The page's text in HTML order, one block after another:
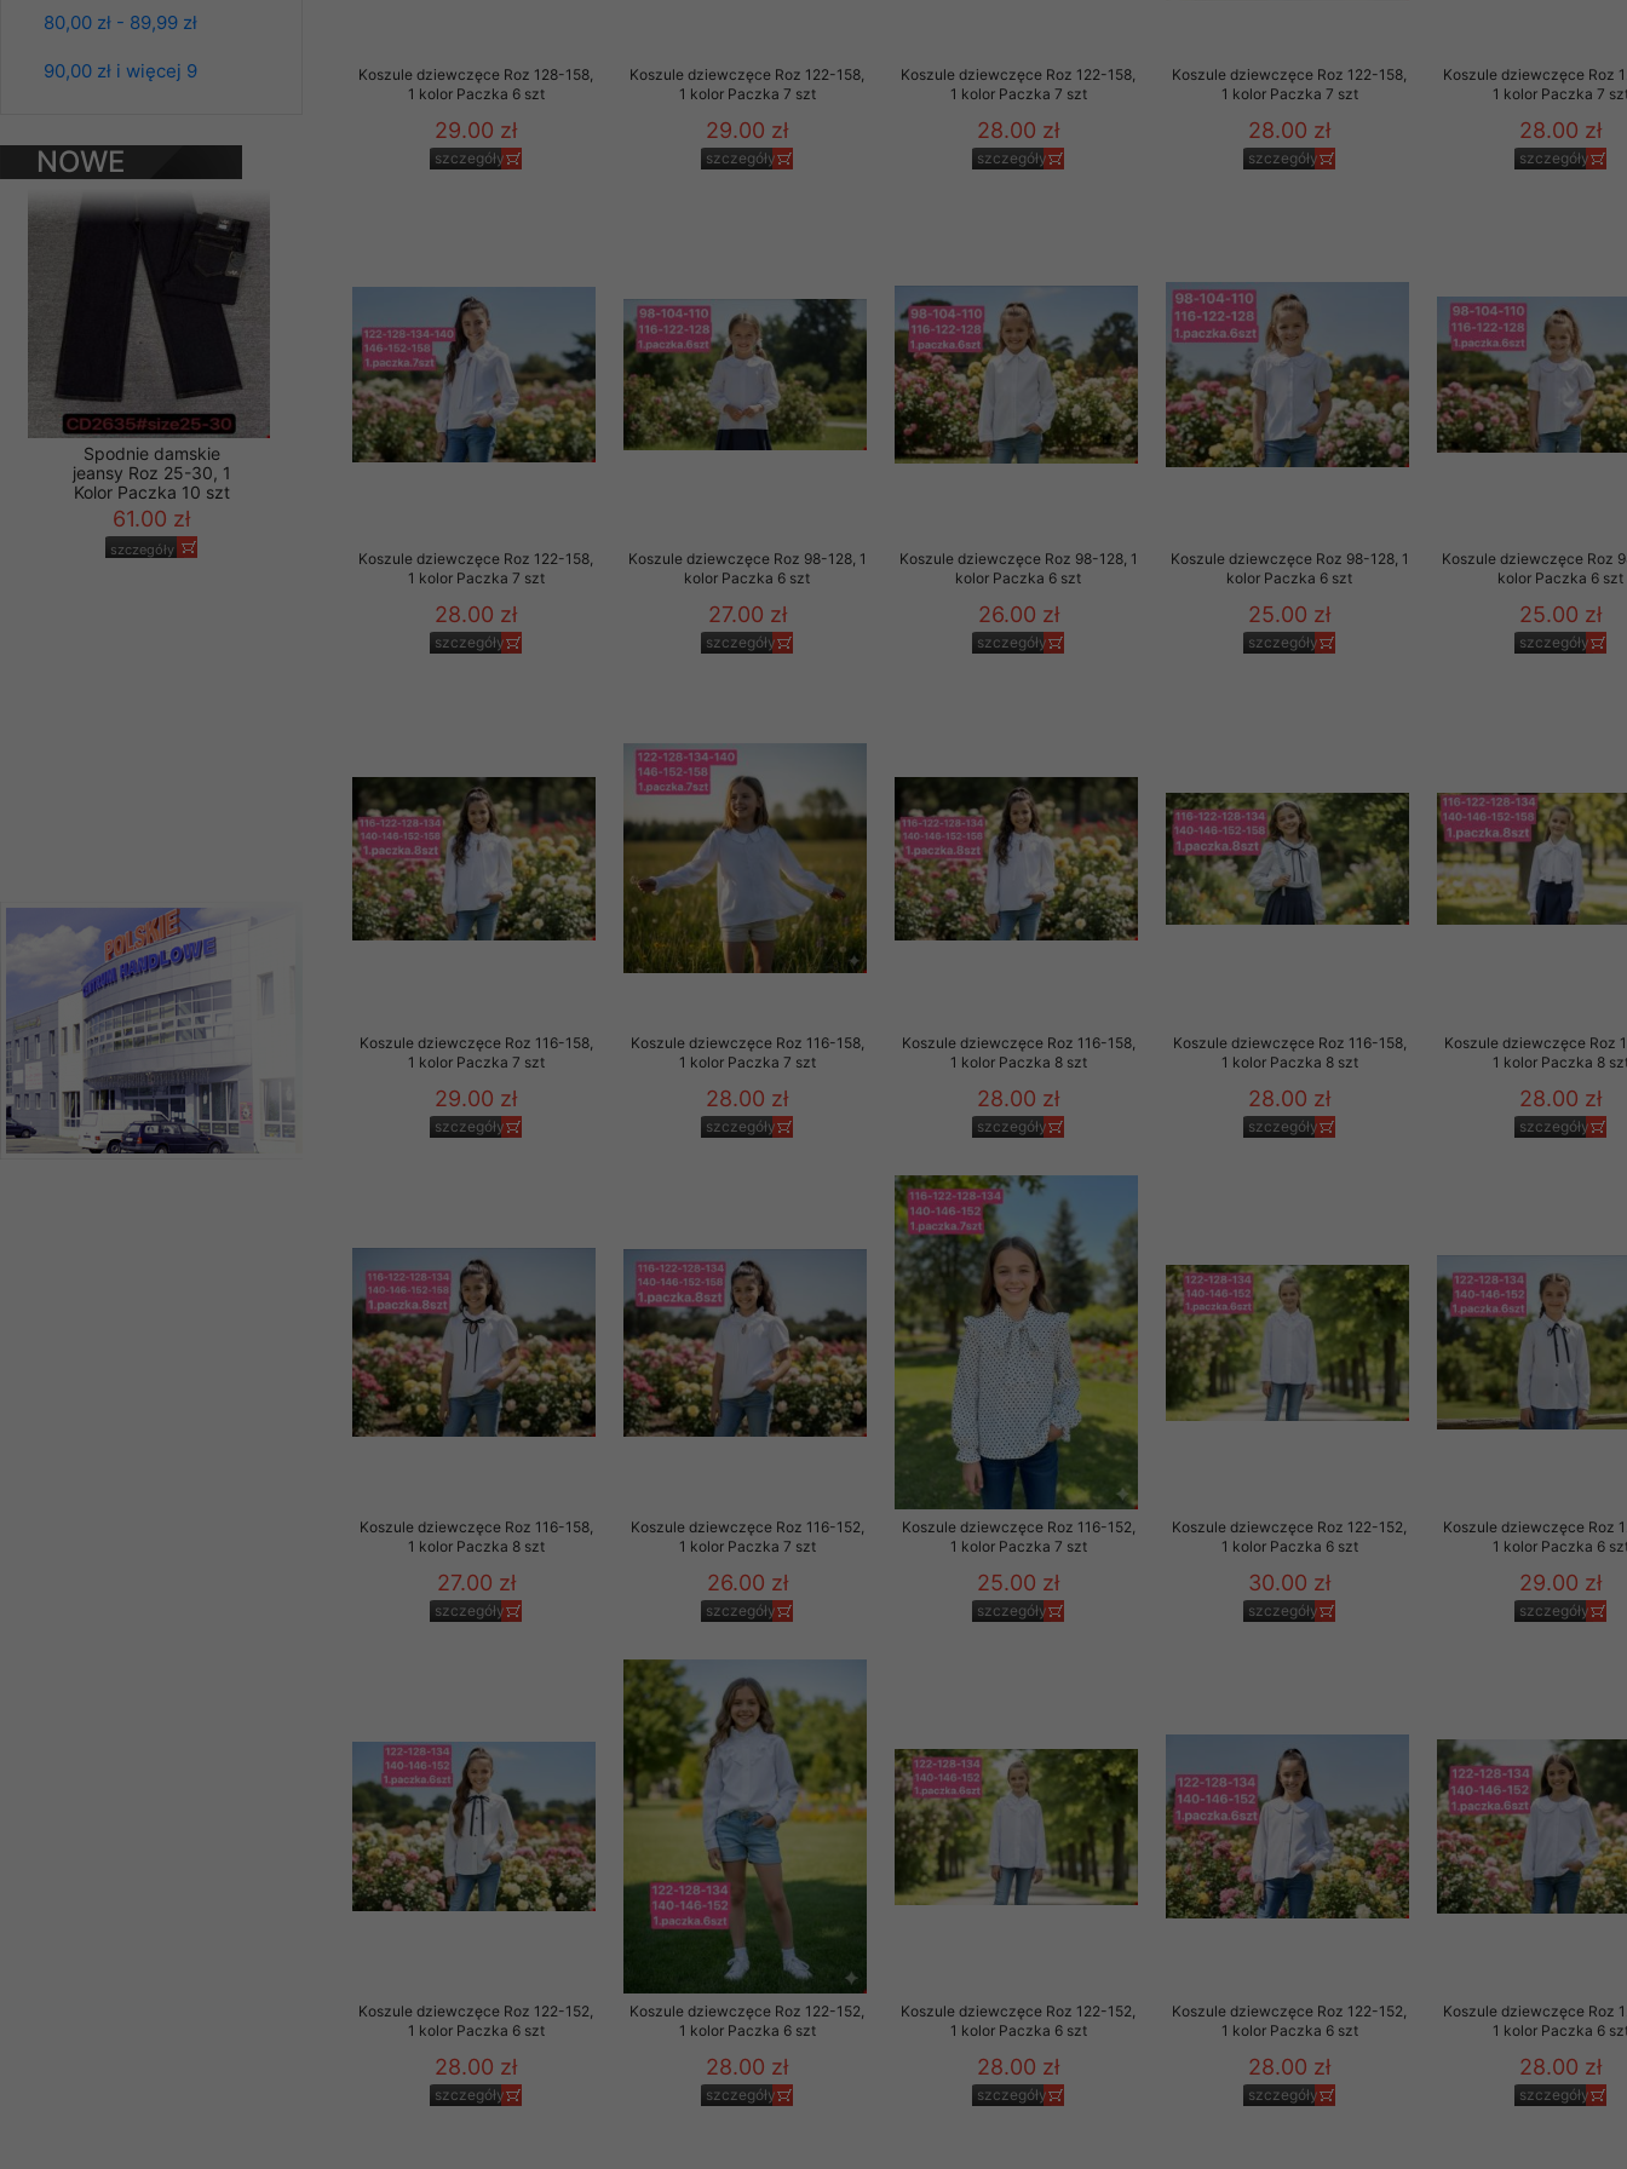
80,00 zł - 89,99 zł
90,00 zł i więcej 9
NOWE
PRODUKTY
Spodnie damskie
jeansy Roz 25-30, 1
szczegóły
Spodnie damskie
jeansy Roz 25-30, 1
Koszule dziewczęce Roz 128-158,
1 kolor Paczka 6 szt
29.00 zł
szczegóły
Koszule dziewczęce Roz 122-158,
1 kolor Paczka 7 szt
29.00 zł
szczegóły
Koszule dziewczęce Roz 122-158,
1 kolor Paczka 7 szt
28.00 zł
szczegóły
Koszule dziewczęce Roz 122-158,
1 kolor Paczka 7 szt
28.00 zł
szczegóły
Koszule dziewczęce Roz
1 kolor Paczka 7
28.00 zł
szczegóły
Koszule dziewczęce Roz 122-158,
1 kolor Paczka 7 szt
28.00 zł
szczegóły
Koszule dziewczęce Roz 98-128, 1
kolor Paczka 6 szt
27.00 zł
szczegóły
Koszule dziewczęce Roz 98-128, 1
kolor Paczka 6 szt
26.00 zł
szczegóły
Koszule dziewczęce Roz 98-128, 1
kolor Paczka 6 szt
25.00 zł
szczegóły
Koszule dziewczęce Roz
kolor Paczka 6 szt
25.00 zł
szczegóły
Koszule dziewczęce Roz 116-158,
1 kolor Paczka 7 szt
29.00 zł
szczegóły
Koszule dziewczęce Roz 116-158,
1 kolor Paczka 7 szt
28.00 zł
szczegóły
Koszule dziewczęce Roz 116-158,
1 kolor Paczka 8 szt
28.00 zł
szczegóły
Koszule dziewczęce Roz 116-158,
1 kolor Paczka 8 szt
28.00 zł
szczegóły
Koszule dziewczęce Roz
1 kolor Paczka 8
28.00 zł
szczegóły
Koszule dziewczęce Roz 116-158,
1 kolor Paczka 8 szt
27.00 zł
szczegóły
Koszule dziewczęce Roz 116-152,
1 kolor Paczka 7 szt
26.00 zł
szczegóły
Koszule dziewczęce Roz 116-152,
1 kolor Paczka 7 szt
25.00 zł
szczegóły
Koszule dziewczęce Roz 122-152,
1 kolor Paczka 6 szt
30.00 zł
szczegóły
Koszule dziewczęce Roz
1 kolor Paczka 6
29.00 zł
szczegóły
Koszule dziewczęce Roz 122-152,
1 kolor Paczka 6 szt
28.00 zł
szczegóły
Koszule dziewczęce Roz 122-152,
1 kolor Paczka 6 szt
28.00 zł
szczegóły
Koszule dziewczęce Roz 122-152,
1 kolor Paczka 6 szt
28.00 zł
szczegóły
Koszule dziewczęce Roz 122-152,
1 kolor Paczka 6 szt
28.00 zł
szczegóły
Koszule dziewczęce Roz
1 kolor Paczka 6
28.00 zł
szczegóły
zawierającego akceptację na otrzymywanie newslettera o aktualnych promocjach, rabatach i nowościach w
naszym Sklepie. Materiały te dotyczą wyłącznie oferty naszego Sklepu.
Wszelkie pytania, wnioski i sugestie odnoszące się do ochrony Państwa prywatności, w szczególności danych
osobowych prosimy zgłaszać na email